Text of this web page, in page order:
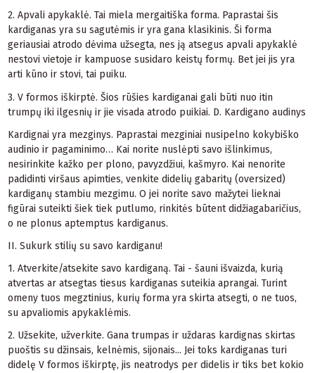
2. Apvali apykaklė. Tai miela mergaitiška forma. Paprastai šis
kardiganas yra su sagutėmis ir yra gana klasikinis. Ši forma
geriausiai atrodo dėvima užsegta, nes ją atsegus apvali apykaklė
nestovi vietoje ir kampuose susidaro keistų formų. Bet jei jis yra
arti kūno ir stovi, tai puiku.
3. V formos iškirptė. Šios rūšies kardiganai gali būti nuo itin
trumpų iki ilgesnių ir jie visada atrodo puikiai. D. Kardigano audinys
Kardignai yra mezginys. Paprastai mezginiai nusipelno kokybiško
audinio ir pagaminimo… Kai norite nuslėpti savo išlinkimus,
nesirinkite kažko per plono, pavyzdžiui, kašmyro. Kai nenorite
padidinti viršaus apimties, venkite didelių gabaritų (oversized)
kardiganų stambiu mezgimu. O jei norite savo mažytei lieknai
figūrai suteikti šiek tiek putlumo, rinkitės būtent didžiagabaričius,
o ne plonus aptemptus kardiganus.
II. Sukurk stilių su savo kardiganu!
1. Atverkite/atsekite savo kardiganą. Tai - šauni išvaizda, kurią
atvertas ar atsegtas tiesus kardiganas suteikia aprangai. Turint
omeny tuos megztinius, kurių forma yra skirta atsegti, o ne tuos,
su apvaliomis apykaklėmis.
2. Užsekite, užverkite. Gana trumpas ir uždaras kardignas skirtas
puoštis su džinsais, kelnėmis, sijonais... Jei toks kardiganas turi
didelę V formos iškirptę, jis neatrodys per didelis ir tiks bet kokio